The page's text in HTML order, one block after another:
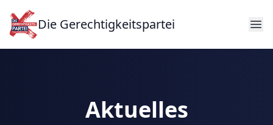
Die Gerechtigkeitspartei
Aktuelles